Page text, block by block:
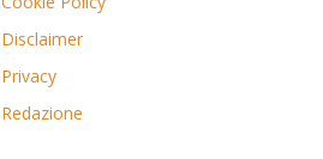
Disclaimer
Privacy
Redazione